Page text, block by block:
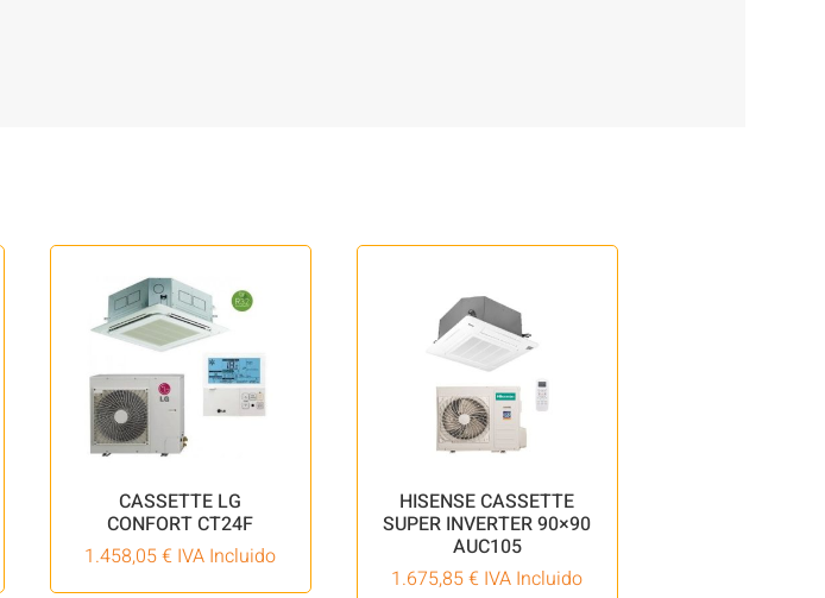
CASSETTE LG
CONFORT CT24F
1.458,05€ IVA Incluido
HISENSE CASSETTE
SUPER INVERTER 90×90
AUC105
1.675,85€ IVA Incluido